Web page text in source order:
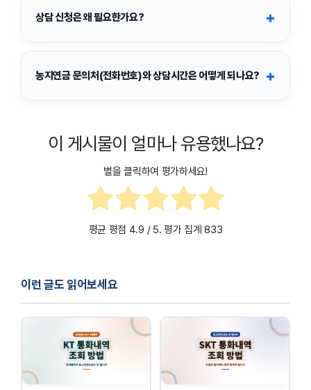
상담 신청은 왜 필요한가요? +
방식, 담보 조건, 지급 방식 선택에 따라 결과가 달라질 수 있어, 최
농지연금 문의처(전화번호)와 상담시간은 어떻게 되나요? +
1577-7770
09:00 ~ 18:00 (토·일·공휴일 휴무)
이 게시물이 얼마나 유용했나요?
별을 클릭하여 평가하세요!
평균 평점 4.9 / 5. 평가 집계833
이런 글도 읽어보세요